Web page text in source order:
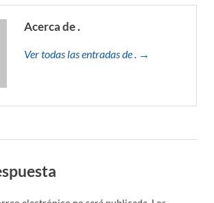
Acerca de .
Ver todas las entradas de . →